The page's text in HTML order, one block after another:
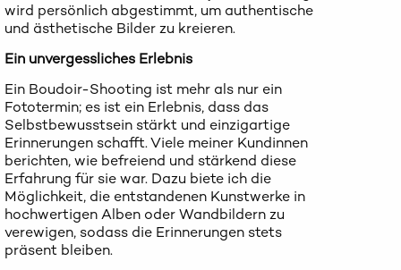
wird persönlich abgestimmt, um authentische
und ästhetische Bilder zu kreieren.
Ein unvergessliches Erlebnis
Ein Boudoir-Shooting ist mehr als nur ein
Fototermin; es ist ein Erlebnis, dass das
Selbstbewusstsein stärkt und einzigartige
Erinnerungen schafft. Viele meiner Kundinnen
berichten, wie befreiend und stärkend diese
Erfahrung für sie war. Dazu biete ich die
Möglichkeit, die entstandenen Kunstwerke in
hochwertigen Alben oder Wandbildern zu
verewigen, sodass die Erinnerungen stets
präsent bleiben.